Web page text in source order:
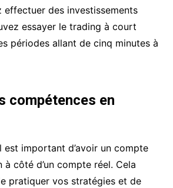
effectuer des investissements
essayer le trading à court
périodes allant de cinq minutes à
compétences en
est important d’avoir un compte
côté d’un compte réel. Cela
pratiquer vos stratégies et de